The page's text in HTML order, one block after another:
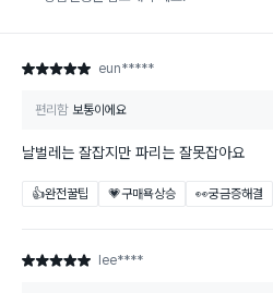
별점 5점 eun*****
편리함 보통이에요
날벌레는 잘잡지만 파리는 잘못잡아요
👍완전꿀팁 💗구매욕상승 👀궁금증해결
별점 5점 lee****